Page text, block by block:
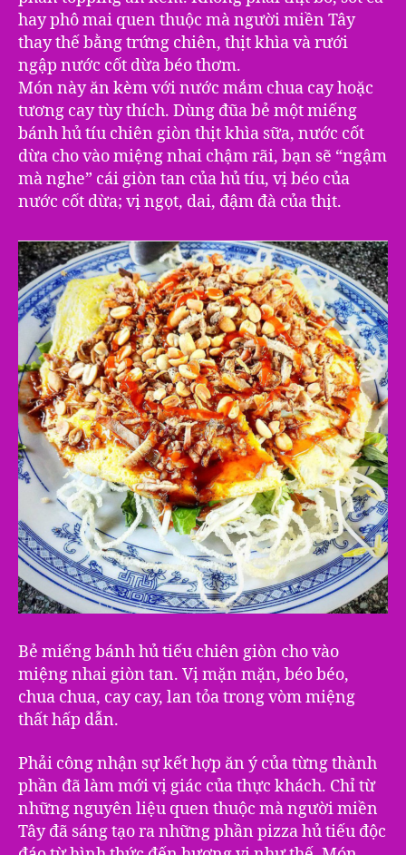
hay phô mai quen thuộc mà người miền Tây
thay thế bằng trứng chiên, thịt khìa và rưới
ngập nước cốt dừa béo thơm.
Món này ăn kèm với nước mắm chua cay hoặc
tương cay tùy thí‎ch. Dùng đũa bẻ một miếng
bánh hủ tíu chiên giòn thịt khìa sữa, nước cốt
dừa cho vào miệng nhai chậm rãi, bạn sẽ “ngậm
mà nghe” cá‎i giòn tan của hủ tíu, vị béo của
nước cốt dừa; vị ngọt, dai, đậm đà của thịt.
Bẻ miếng bánh hủ tiếu chiên giòn cho vào
miệng nhai giòn tan. Vị mặn mặn, béo béo,
chua chua, cay cay, lan tỏa trong vòm miệng
thất hấp dẫn.
Phải công nhận sự kết hợp ăn ý của từng thành
phần đã làm mới vị giác của thực khách. Chỉ từ
những nguyên liệu quen thuộc mà người miền
Tây đã sáng tạo ra những phần pizza hủ tiếu độc